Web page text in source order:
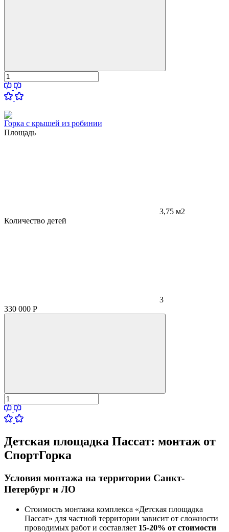
Горка с крышей из робинии
Площадь
3,75 м2
Количество детей
3
330 000 Р
Детская площадка Пассат: монтаж от
СпортГорка
Условия монтажа на территории Санкт-
Петербург и ЛО
Стоимость монтажа комплекса «Детская площадка
Пассат» для частной территории зависит от сложности
проводимых работ и составляет 15-20% от стоимости